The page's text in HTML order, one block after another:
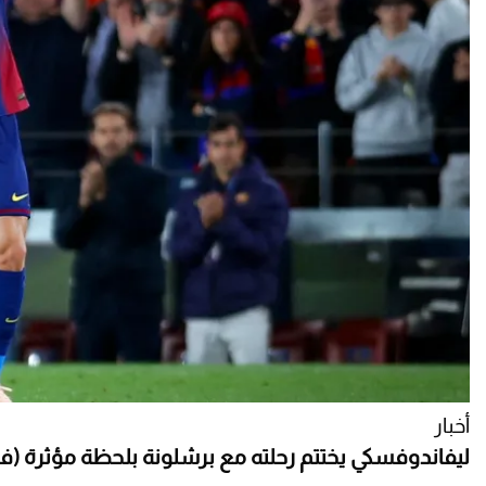
أخبار
ليفاندوفسكي يختتم رحلته مع برشلونة بلحظة مؤثرة